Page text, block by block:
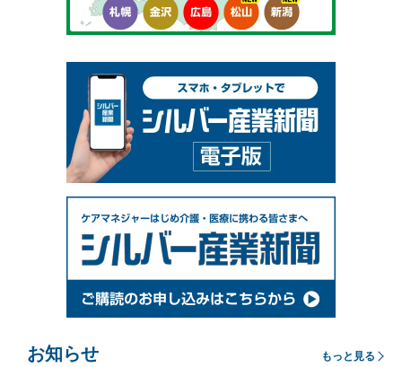
お知らせ もっと見る